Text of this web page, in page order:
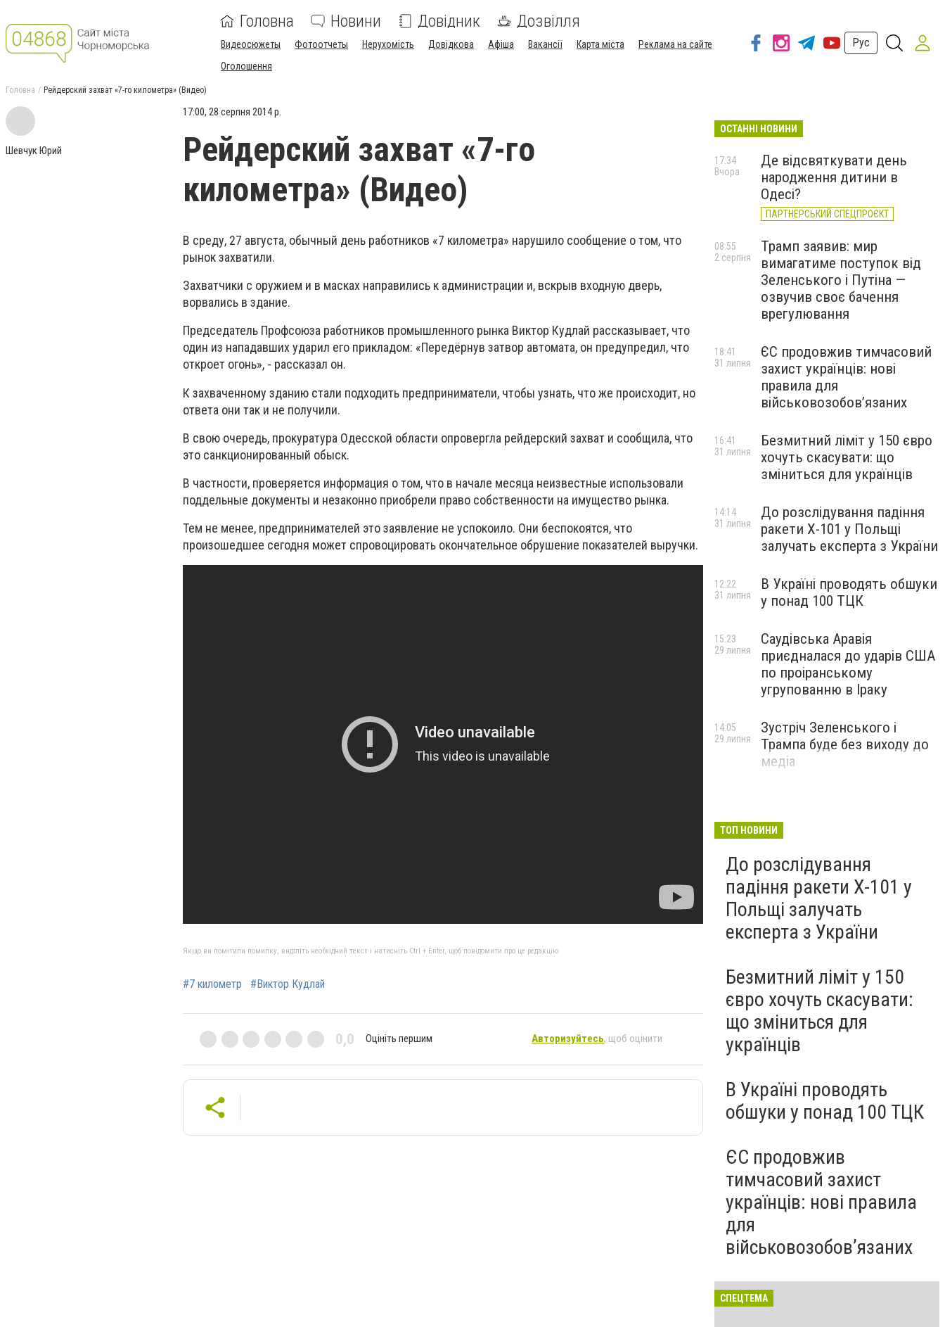
Головна Новини Довідник Дозвілля
Видеосюжеты Фотоотчеты Нерухомість Довідкова Афіша Вакансії Карта міста
Реклама на сайте
Оголошення
Рус
Головна Рейдерский захват «7-го километра» (Видео)
Шевчук Юрий
17:00, 28 серпня 2014 р.
Рейдерский захват «7-го
километра» (Видео)
В среду, 27 августа, обычный день работников «7 километра» нарушило сообщение о том, что
рынок захватили.
Захватчики с оружием и в масках направились к администрации и, вскрыв входную дверь,
ворвались в здание.
Председатель Профсоюза работников промышленного рынка Виктор Кудлай рассказывает, что
один из нападавших ударил его прикладом: «Передёрнув затвор автомата, он предупредил, что
откроет огонь», - рассказал он.
К захваченному зданию стали подходить предприниматели, чтобы узнать, что же происходит, но
ответа они так и не получили.
В свою очередь, прокуратура Одесской области опровергла рейдерский захват и сообщила, что
это санкционированный обыск.
В частности, проверяется информация о том, что в начале месяца неизвестные использовали
поддельные документы и незаконно приобрели право собственности на имущество рынка.
Тем не менее, предпринимателей это заявление не успокоило. Они беспокоятся, что
произошедшее сегодня может спровоцировать окончательное обрушение показателей выручки.
Якщо ви помітили помилку, виділіть необхідний текст і натисніть Ctrl + Enter, щоб повідомити про це редакцію
#7 километр #Виктор Кудлай
0,0 Оцініть першим Авторизуйтесь, щоб оцінити
ОСТАННІ НОВИНИ
Де відсвяткувати день
народження дитини в
Одесі?
ПАРТНЕРСЬКИЙ СПЕЦПРОЄКТ
17:34
Вчора
Трамп заявив: мир
вимагатиме поступок від
Зеленського і Путіна —
озвучив своє бачення
врегулювання
08:55
2 серпня
ЄС продовжив тимчасовий
захист українців: нові
правила для
військовозобов’язаних
18:41
31 липня
Безмитний ліміт у 150 євро
хочуть скасувати: що
зміниться для українців
16:41
31 липня
До розслідування падіння
ракети Х-101 у Польщі
залучать експерта з України
14:14
31 липня
В Україні проводять обшуки
у понад 100 ТЦК
12:22
31 липня
Саудівська Аравія
приєдналася до ударів США
по проіранському
угрупованню в Іраку
15:23
29 липня
Зустріч Зеленського і
Трампа буде без виходу до
медіа
14:05
29 липня
ТОП НОВИНИ
До розслідування
падіння ракети Х-101 у
Польщі залучать
експерта з України
Безмитний ліміт у 150
євро хочуть скасувати:
що зміниться для
українців
В Україні проводять
обшуки у понад 100 ТЦК
ЄС продовжив
тимчасовий захист
українців: нові правила
для
військовозобов’язаних
СПЕЦТЕМА